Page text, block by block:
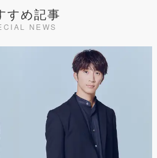
すめ記事
NEWS